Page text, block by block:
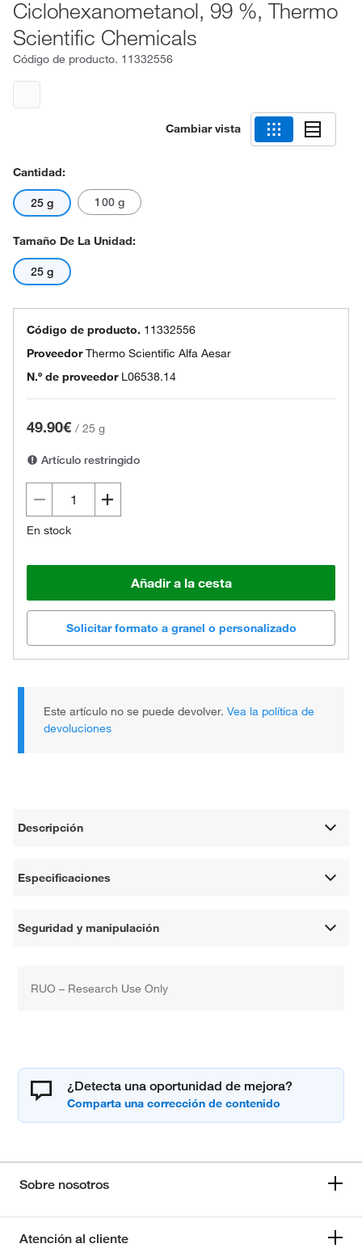
Ciclohexanometanol, 99 %, Thermo
Scientific Chemicals
Código de producto. 11332556
Cambiar vista
Cantidad:
25 g 100 g
Tamaño De La Unidad:
25 g
Código de producto. 11332556
ProveedorThermo Scientific Alfa Aesar
N.º de proveedor L06538.14
49.90€ / 25 g
Artículo restringido
En stock
Añadir a la cesta
Solicitar formato a granel o personalizado
Este artículo no se puede devolver.Vea la política de
devoluciones
Descripción
Especificaciones
Seguridad y manipulación
RUO – Research Use Only
¿Detecta una oportunidad de mejora?
Sobre nosotros
Atención al cliente